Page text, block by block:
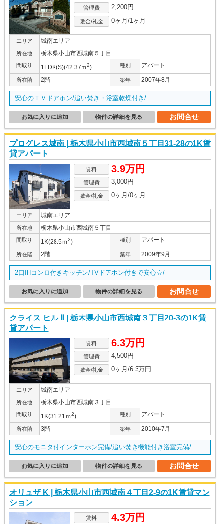
管理費 2,200円
敷金/礼金 0ヶ月/1ヶ月
エリア 城南エリア
所在地 栃木県小山市西城南５丁目
間取り 1LDK(S)(42.37ｍ2) 種別 アパート
所在階 2階 築年 2007年8月
安心のＴＶドアホン/追い焚き・浴室乾燥付き/
お問合せ
物件の詳細を見る
お気に入りに追加
プログレス城南 | 栃木県小山市西城南５丁目31-28の1K賃
貸アパート
賃料 3.9万円
管理費 3,000円
敷金/礼金 0ヶ月/0ヶ月
エリア 城南エリア
所在地 栃木県小山市西城南５丁目
間取り 1K(28.5ｍ2) 種別 アパート
所在階 2階 築年 2009年9月
2口IHコンロ付きキッチン/TVドアホン付きで安心☆/
お問合せ
物件の詳細を見る
お気に入りに追加
クライス ヒル Ⅱ | 栃木県小山市西城南３丁目20-3の1K賃
貸アパート
賃料 6.3万円
管理費 4,500円
敷金/礼金 0ヶ月/6.3万円
エリア 城南エリア
所在地 栃木県小山市西城南３丁目
間取り 1K(31.21ｍ2) 種別 アパート
所在階 3階 築年 2010年7月
安心のモニタ付インターホン完備/追い焚き機能付き浴室完備/
お問合せ
物件の詳細を見る
お気に入りに追加
オリュザ K | 栃木県小山市西城南４丁目2-9の1K賃貸マン
ション
賃料 4.3万円